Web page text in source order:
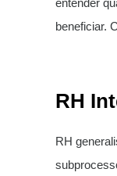
entender
beneficiar.
RH
RH